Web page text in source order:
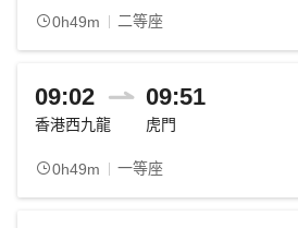
0h49m 二等座
09:02 09:51
香港西九龍 虎門
0h49m 一等座